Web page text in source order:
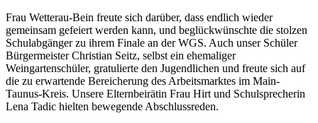
Frau Wetterau-Bein freute sich darüber, dass endlich wieder
gemeinsam gefeiert werden kann, und beglückwünschte die stolzen
Schulabgänger zu ihrem Finale an der WGS. Auch unser Schüler
Bürgermeister Christian Seitz, selbst ein ehemaliger
Weingartenschüler, gratulierte den Jugendlichen und freute sich auf
die zu erwartende Bereicherung des Arbeitsmarktes im Main-
Taunus-Kreis. Unsere Elternbeirätin Frau Hirt und Schulsprecherin
Lena Tadic hielten bewegende Abschlussreden.